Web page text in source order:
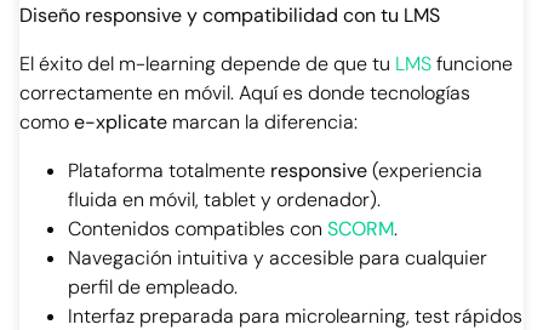
Diseño responsive y compatibilidad con tu LMS
El éxito del m-learning depende de que tu LMSfuncione
correctamente en móvil. Aquí es donde tecnologías
comoe-xplicate marcan la diferencia:
Plataforma totalmente responsive(experiencia
fluida en móvil, tablet y ordenador).
Contenidos compatibles con SCORM.
Navegación intuitiva y accesible para cualquier
perfil de empleado.
Interfaz preparada para microlearning, test rápidos